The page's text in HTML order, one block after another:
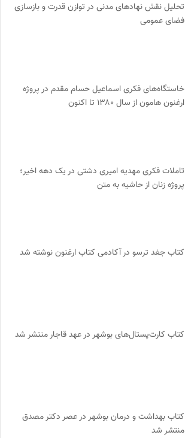
تحلیل نقش نهادهای مدنی در توازن قدرت و بازسازی
فضای عمومی
خاستگاه‌های فکری اسماعیل حسام مقدم در پروژه
ارغنون هامون از سال ۱۳۸۰ تا اکنون
تاملات فکری مهدیه امیری دشتی در یک دهه اخیر؛
پروژه زنان از حاشیه به متن
کتاب جغد ترسو در آکادمی کتاب ارغنون نوشته شد
کتاب کارت‌پستال‌های بوشهر در عهد قاجار منتشر شد
کتاب بهداشت و درمان بوشهر در عصر دکتر مصدق
منتشر شد